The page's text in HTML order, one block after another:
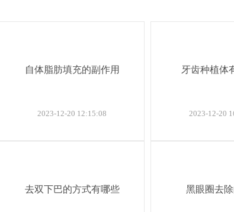
自体脂肪填充的副作用
2023-12-20 12:15:08
牙齿种植体
2023-12-20
去双下巴的方式有哪些 黑眼圈去